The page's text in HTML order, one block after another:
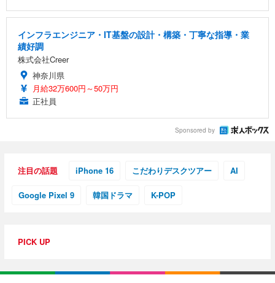
インフラエンジニア・IT基盤の設計・構築・丁寧な指導・業
績好調
株式会社Creer
神奈川県
月給32万600円～50万円
正社員
Sponsored by
注目の話題 iPhone 16 こだわりデスクツアー AI
Google Pixel 9 韓国ドラマ K-POP
PICK UP